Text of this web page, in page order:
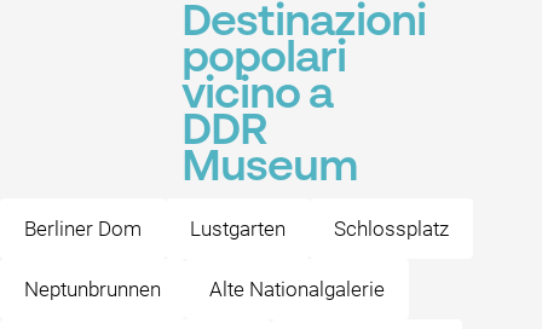
Destinazioni
popolari
vicino a
DDR
Museum
Berliner Dom Lustgarten Schlossplatz
Neptunbrunnen Alte Nationalgalerie